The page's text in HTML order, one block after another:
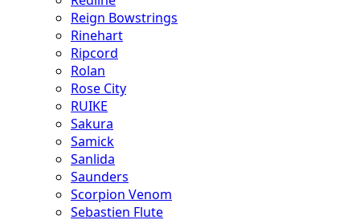
Reign Bowstrings
Rinehart
Ripcord
Rolan
Rose City
RUIKE
Sakura
Samick
Sanlida
Saunders
Scorpion Venom
Sebastien Flute